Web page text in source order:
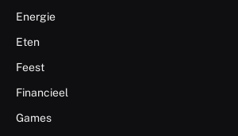
Energie
Eten
Feest
Financieel
Games